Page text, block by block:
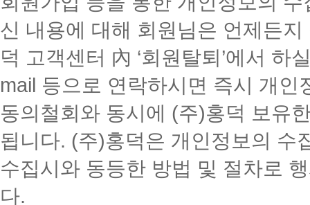
신 내용에 대해 회원님은 언제든
덕 고객센터 內 ‘회원탈퇴’에서
mail 등으로 연락하시면 즉시 개
동의철회와 동시에 (주)홍덕 보유
됩니다. (주)홍덕은 개인정보의 수
수집시와 동등한 방법 및 절차로
다.